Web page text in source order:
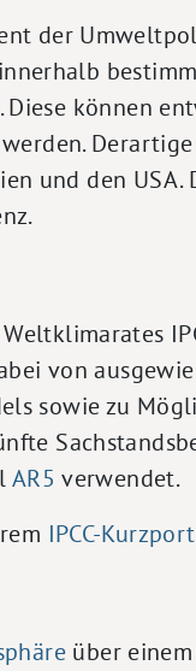
der
können
und den USA.
von
sowie zu
AR5 verwendet.
IPCC-
über